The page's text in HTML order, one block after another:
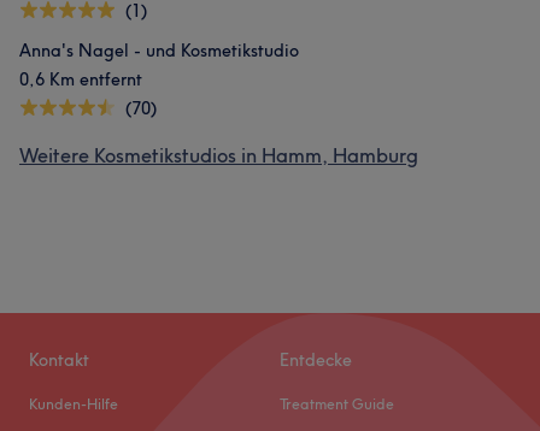
(1)
Anna's Nagel - und Kosmetikstudio
0,6 Km entfernt
(70)
Weitere Kosmetikstudios in Hamm, Hamburg
Kontakt
Kunden-Hilfe
Entdecke
Treatment Guide